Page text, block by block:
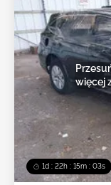
1d : 22h : 15m : 00s
więcej